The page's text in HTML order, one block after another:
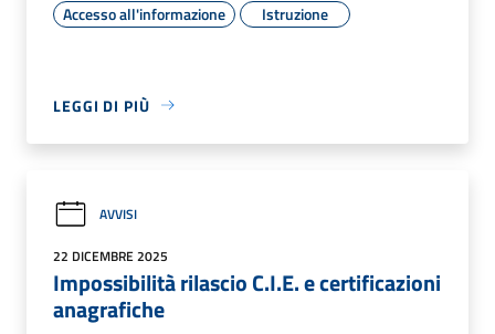
Accesso all'informazione Istruzione
LEGGI DI PIÙ
AVVISI
22 DICEMBRE 2025
Impossibilità rilascio C.I.E. e certificazioni
anagrafiche